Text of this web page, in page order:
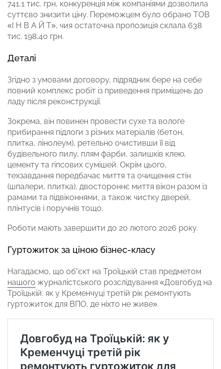
741,1 тис. грн, конкуренція між компаніями дозволила
суттєво знизити ціну. Переможцем було обрано ТОВ
«І Н В А Й Т», чия остаточна пропозиція склала 638
тис. 198,40 грн.
Деталі
Згідно з умовами договору, підрядник бере на себе
повний комплекс робіт із приведення приміщень до
ладу після реконструкції.
Зокрема, він повинен провести сухе та вологе
прибирання підлоги з різних матеріалів (бетон,
плитка, лінолеум), ретельно очистивши її від
будівельного пилу, плям фарби, залишків клею,
цементу та гіпсових сумішей. Окрім цього,
техзавдання передбачає миття та очищення стін
(шпалери, плитка), двостороннє миття вікон разом із
рамами та підвіконнями, а також чистку дверей,
плінтусів і поручнів тощо.
Роботи мають завершити до 20 лютого 2026 року.
Гуртожиток за ціною бізнес-класу
Нагадаємо, що об’єкт на Троїцькій став предметом
нашого журналістського розслідування «Довгобуд на
Троїцькій: як у Кременчуці третій рік ремонтують
гуртожиток для ВПО, де ніхто не живе».